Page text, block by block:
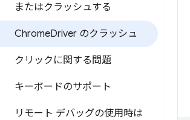
またはクラッシュする
ChromeDriver のクラッシュ
クリックに関する問題
キーボードのサポート
リモート デバッグの使用時は